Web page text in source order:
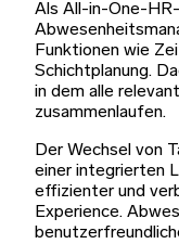
Als All-in-One-
Funktionen wie
Schichtplanung.
in dem alle
zusammenlaufen.
Der Wechsel von
einer integrierten
effizienter und
Experience.